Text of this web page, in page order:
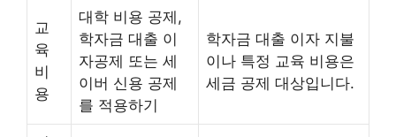
교
육
비
용
대학 비용 공제,
학자금 대출 이
자공제 또는 세
이버 신용 공제
를 적용하기
학자금 대출 이자 지불
이나 특정 교육 비용은
세금 공제 대상입니다.